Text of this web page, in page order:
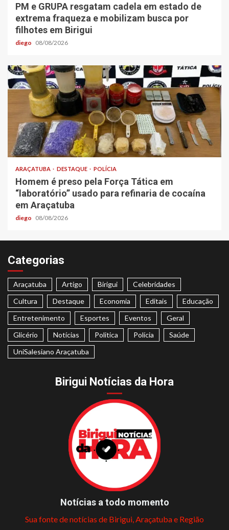
PM e GRUPA resgatam cadela em estado de
extrema fraqueza e mobilizam busca por
filhotes em Birigui
diego 08/08/2026
ARAÇATUBA DESTAQUE POLÍCIA
Homem é preso pela Força Tática em
“laboratório” usado para refinaria de cocaína
em Araçatuba
diego 08/08/2026
Categorias
Araçatuba Artigo Birigui
Celebridades
Cultura
Destaque Economia Editais
Educação
Entretenimento
Esportes Eventos
Geral
Glicério
Notícias Politica Polícia
Saúde
UniSalesiano Araçatuba
Birigui Notícias da Hora
Notícias a todo momento
Sua fonte de notícias de Birigui, Araçatuba e Região